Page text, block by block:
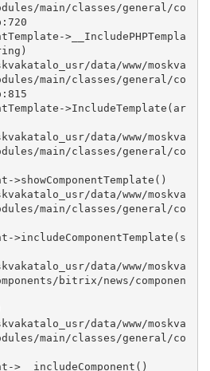
main/classes/general/co
>__IncludePHPTempla
main/classes/general/co
>IncludeTemplate(ar
main/classes/general/co
>showComponentTemplate()
main/classes/general/co
>includeComponentTemplate(s
bitrix/news/componen
main/classes/general/co
>__includeComponent()